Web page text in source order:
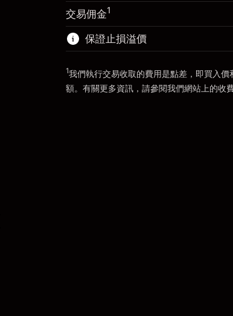
前往平台
前往平台
交易佣金1
保證止損溢價
「服務
1我們執行交易收取的費用是點差，即買入價
額。有關更多資訊，請參閱我們網站上的收